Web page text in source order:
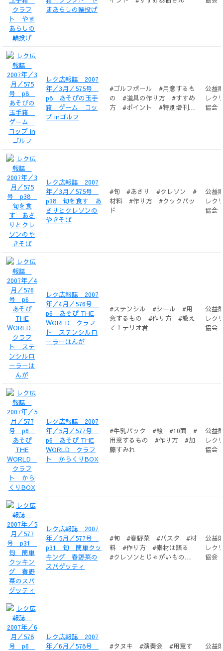
まあらしの輪投げ
レク広報誌 2007
年／3月／575号
p8 あそびの玉手
箱 ゲーム コッ
プ inゴルフ
#ゴルフボール #用意するも
の #道具の作り方 #すすめ
方 #ポイント #特別増刊42
公益
レク
協会
レク広報誌 2007
年／3月／575号
p38 旬を食す あ
さりとクレソンの
やきそば
#旬 #あさり #クレソン #
材料 #作り方 #クックパッ
ド
公益
レク
協会
レク広報誌 2007
年／4月／576号
p6 あそび THE
WORLD クラフ
ト ステンシルロ
ーラーはんが
#ステンシル #シール #用
意するもの #作り方 #教え
て！テリオ君
公益
レク
協会
レク広報誌 2007
年／5月／577号
p6 あそび THE
WORLD クラフ
ト からくりBOX
#牛乳パック #絵 #10面 #
用意するもの #作り方 #加
藤すみれ
公益
レク
協会
レク広報誌 2007
年／5月／577号
p31 旬 簡単クッ
キング 春野菜の
スパゲッティ
#旬 #春野菜 #パスタ #材
料 #作り方 #素材は語る
#クレソンとじゃがいものス
公益
レク
協会
レク広報誌 2007
年／6月／578号
#タヌキ #演奏会 #用意す 公益